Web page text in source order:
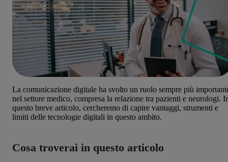
La comunicazione digitale ha svolto un ruolo sempre più
nel settore medico, compresa la relazione tra pazienti e neurologi.
questo breve articolo, cercheremo di capire vantaggi, strumenti e
limiti delle tecnologie digitali in questo ambito.
Cosa troverai in questo articolo